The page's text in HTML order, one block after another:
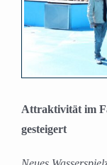
Attraktivität im
gesteigert